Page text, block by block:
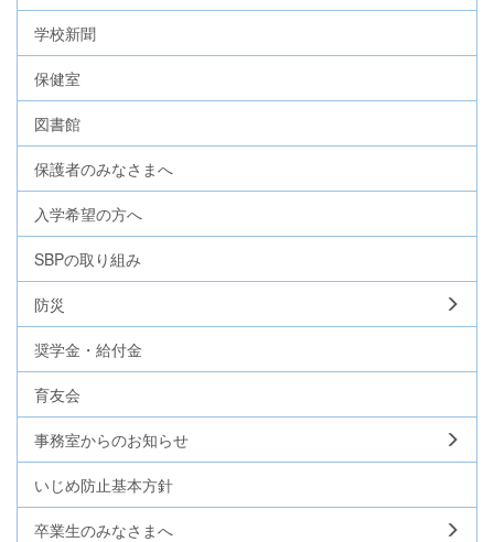
学校新聞
保健室
図書館
保護者のみなさまへ
入学希望の方へ
SBPの取り組み
防災
奨学金・給付金
育友会
事務室からのお知らせ
いじめ防止基本方針
卒業生のみなさまへ